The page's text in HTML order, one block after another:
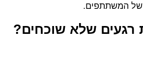
של המשתתפים.
רגעים שלא שוכחים?